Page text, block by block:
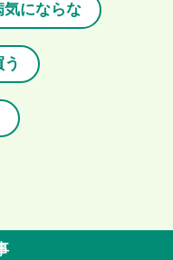
気にならな
う